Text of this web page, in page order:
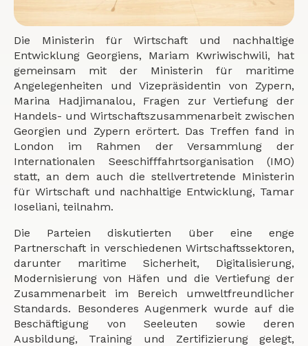
Die Ministerin für Wirtschaft und nachhaltige
Entwicklung Georgiens, Mariam Kwriwischwili, hat
gemeinsam mit der Ministerin für maritime
Angelegenheiten und Vizepräsidentin von Zypern,
Marina Hadjimanalou, Fragen zur Vertiefung der
Handels- und Wirtschaftszusammenarbeit zwischen
Georgien und Zypern erörtert. Das Treffen fand in
London im Rahmen der Versammlung der
Internationalen Seeschifffahrtsorganisation (IMO)
statt, an dem auch die stellvertretende Ministerin
für Wirtschaft und nachhaltige Entwicklung, Tamar
Ioseliani, teilnahm.
Die Parteien diskutierten über eine enge
Partnerschaft in verschiedenen Wirtschaftssektoren,
darunter maritime Sicherheit, Digitalisierung,
Modernisierung von Häfen und die Vertiefung der
Zusammenarbeit im Bereich umweltfreundlicher
Standards. Besonderes Augenmerk wurde auf die
Beschäftigung von Seeleuten sowie deren
Ausbildung, Training und Zertifizierung gelegt,